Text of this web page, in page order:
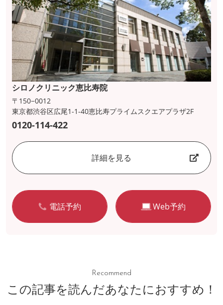
シロノクリニック恵比寿院
〒150−0012
東京都渋谷区広尾1-1-40恵比寿プライムスクエアプラザ2F
0120-114-422
詳細を見る
電話予約 Web予約
Recommend
この記事を読んだあなたにおすすめ！